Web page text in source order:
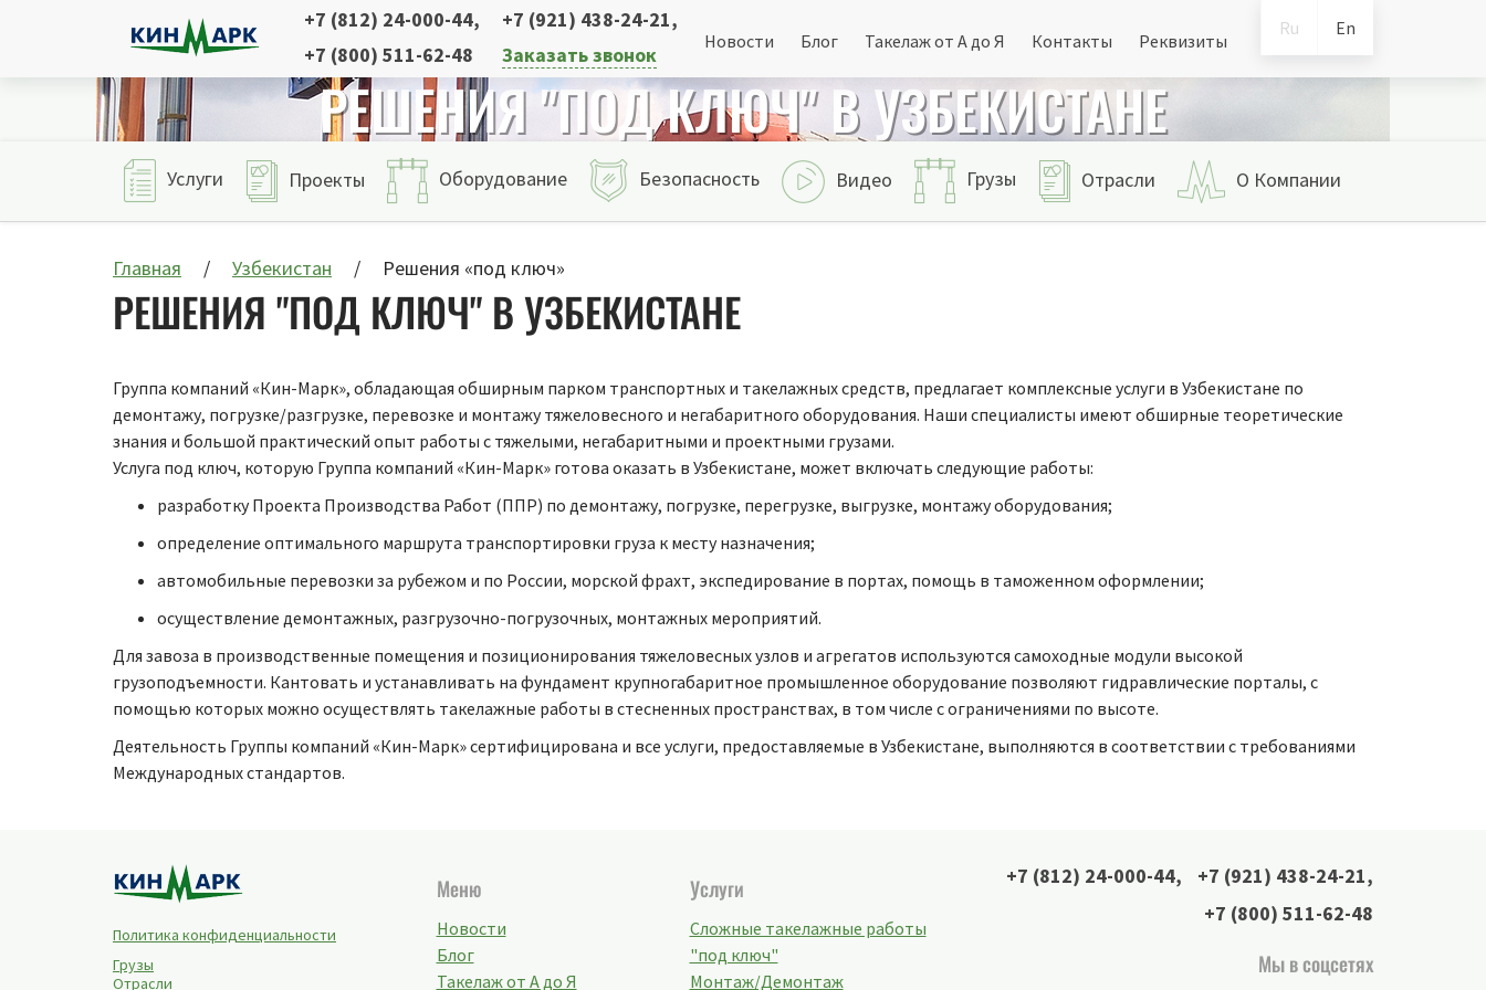
Ru En
+7 (812) 24-000-44, +7 (921) 438-24-21,
+7 (800) 511-62-48
Заказать звонок
Новости Блог Такелаж от А до Я Контакты Реквизиты
РЕШЕНИЯ "ПОД КЛЮЧ" В УЗБЕКИСТАНЕ
Услуги Проекты Оборудование Безопасность Видео Грузы Отрасли О Компании
Главная Узбекистан Решения «под ключ»
РЕШЕНИЯ "ПОД КЛЮЧ" В УЗБЕКИСТАНЕ
Группа компаний «Кин-Марк», обладающая обширным парком транспортных и такелажных средств, предлагает комплексные услуги в Узбекистане по
демонтажу, погрузке/разгрузке, перевозке и монтажу тяжеловесного и негабаритного оборудования. Наши специалисты имеют обширные теоретические
знания и большой практический опыт работы с тяжелыми, негабаритными и проектными грузами.
Услуга под ключ, которую Группа компаний «Кин-Марк» готова оказать в Узбекистане, может включать следующие работы:
разработку Проекта Производства Работ (ППР) по демонтажу, погрузке, перегрузке, выгрузке, монтажу оборудования;
определение оптимального маршрута транспортировки груза к месту назначения;
автомобильные перевозки за рубежом и по России, морской фрахт, экспедирование в портах, помощь в таможенном оформлении;
осуществление демонтажных, разгрузочно-погрузочных, монтажных мероприятий.
Для завоза в производственные помещения и позиционирования тяжеловесных узлов и агрегатов используются самоходные модули высокой
грузоподъемности. Кантовать и устанавливать на фундамент крупногабаритное промышленное оборудование позволяют гидравлические порталы, с
помощью которых можно осуществлять такелажные работы в стесненных пространствах, в том числе с ограничениями по высоте.
Деятельность Группы компаний «Кин-Марк» сертифицирована и все услуги, предоставляемые в Узбекистане, выполняются в соответствии с требованиями
Международных стандартов.
Политика конфиденциальности
Грузы
Отрасли
Меню
Новости
Блог
Такелаж от А до Я
Услуги
Сложные такелажные работы
"под ключ"
Монтаж/Демонтаж
+7 (812) 24-000-44, +7 (921) 438-24-21,
+7 (800) 511-62-48
Мы в соцсетях